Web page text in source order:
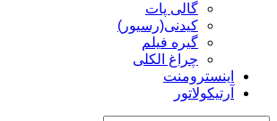
گالی پات
کیدنی(رسیور)
گیره فیلم
چراغ الکلی
اینسترومنت
آرتیکولاتور